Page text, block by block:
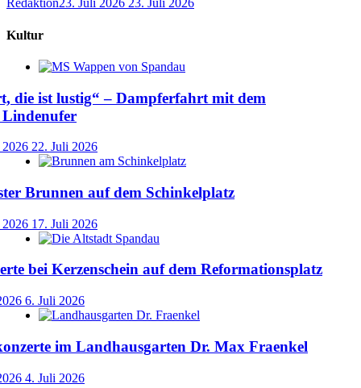
Redaktion23. Juli 2026 23. Juli 2026
Kultur
die ist lustig“ – Dampferfahrt mit dem
22. Juli 2026
Brunnen auf dem Schinkelplatz
17. Juli 2026
bei Kerzenschein auf dem Reformationsplatz
6. Juli 2026
im Landhausgarten Dr. Max Fraenkel
4. Juli 2026